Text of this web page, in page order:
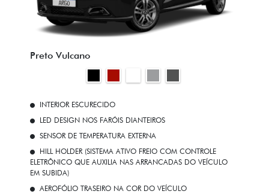
Preto Vulcano
INTERIOR ESCURECIDO
LED DESIGN NOS FARÓIS DIANTEIROS
SENSOR DE TEMPERATURA EXTERNA
HILL HOLDER (SISTEMA ATIVO FREIO COM CONTROLE
ELETRÔNICO QUE AUXILIA NAS ARRANCADAS DO VEÍCULO
EM SUBIDA)
AEROFÓLIO TRASEIRO NA COR DO VEÍCULO